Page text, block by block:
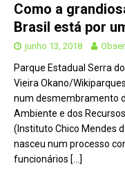
Como a
Brasil está por
junho 13, 2018
Parque Estadual Serra
Vieira Okano/
num desmembramento
Ambiente e dos
(Instituto Chico Mendes
nasceu num processo
funcionários […]